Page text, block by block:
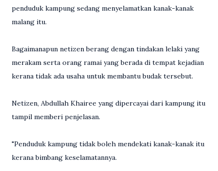
penduduk kampung sedang menyelamatkan kanak-kanak
malang itu.
Bagaimanapun netizen berang dengan tindakan lelaki yang
merakam serta orang ramai yang berada di tempat kejadian
kerana tidak ada usaha untuk membantu budak tersebut.
Netizen, Abdullah Khairee yang dipercayai dari kampung itu
tampil memberi penjelasan.
"Penduduk kampung tidak boleh mendekati kanak-kanak itu
kerana bimbang keselamatannya.